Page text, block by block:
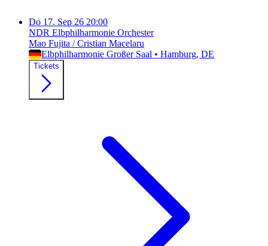
Do 17. Sep 26 20:00
NDR Elbphilharmonie Orchester
Mao Fujita / Cristian Macelaru
Elbphilharmonie Großer Saal • Hamburg, DE
Tickets